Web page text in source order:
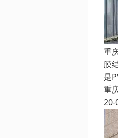
重
膜
是
重
20-